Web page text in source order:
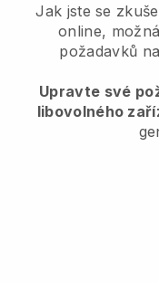
Jak jste se
online,
požadavků
Upravte své
libovolného